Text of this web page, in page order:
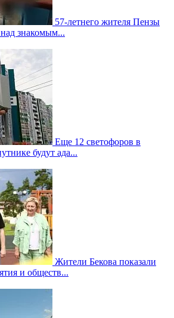
57-летнего жителя Пензы
знакомым...
Еще 12 светофоров в
будут ада...
Жители Бекова показали
и обществ...